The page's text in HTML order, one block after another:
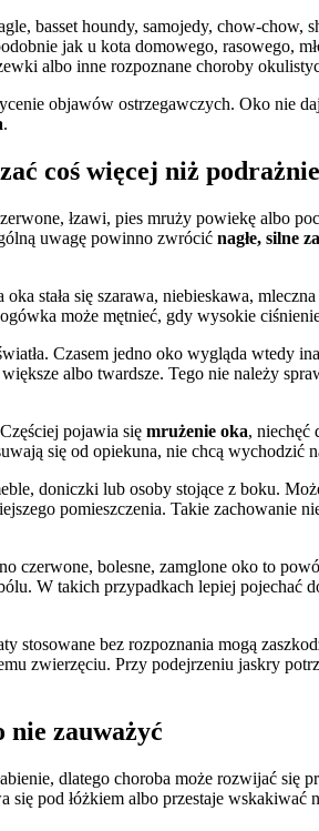
basset houndy, samojedy, chow-
jak u kota domowego, rasowego,
albo inne rozpoznane choroby
objawów ostrzegawczych. Oko nie
.
coś więcej niż
łzawi, pies mruży powiekę albo
uwagę powinno zwrócić nagłe, silne
stała się szarawa, niebieskawa,
może mętnieć, gdy wysokie
Czasem jedno oko wygląda wtedy
albo twardsze. Tego nie należy
pojawia się mrużenie oka, niechęć
się od opiekuna, nie chcą wychodzić
doniczki lub osoby stojące z boku.
pomieszczenia. Takie zachowanie
bolesne, zamglone oko to
W takich przypadkach lepiej
stosowane bez rozpoznania mogą
zwierzęciu. Przy podejrzeniu jaskry
nie zauważyć
dlatego choroba może rozwijać się
pod łóżkiem albo przestaje